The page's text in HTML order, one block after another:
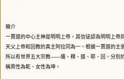
簡介
一貫道的中心主神是明明上帝，其信徒認為明明上帝
天父上帝和回教的真主阿拉同為一。根據一貫道的主
所以有世界五大宗教——儒、釋、道、耶、回，分別
稱男性為乾、女性為坤。